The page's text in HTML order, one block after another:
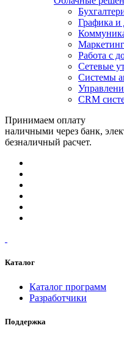
Графика и
Работа с
Сетевые
Системы
CRM
Принимаем оплату
наличными через банк,
безналичный расчет.
Каталог
Каталог программ
Разработчики
Поддержка